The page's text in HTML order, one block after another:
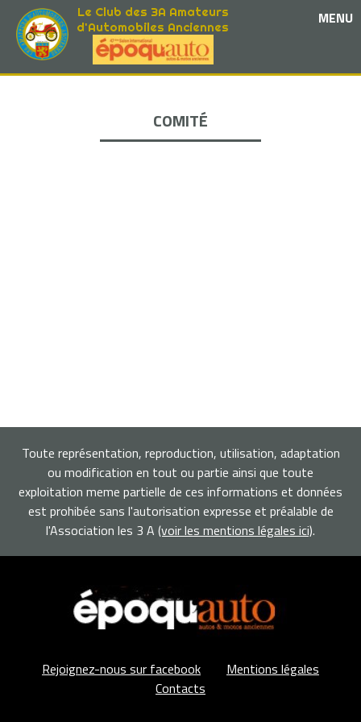
MENU
Le Club des 3A Amateurs
d'Automobiles Anciennes
COMITÉ
Toute représentation, reproduction, utilisation, adaptation
ou modification en tout ou partie ainsi que toute
exploitation meme partielle de ces informations et données
est prohibée sans l'autorisation expresse et préalable de
l'Association les 3 A (voir les mentions légales ici).
Rejoignez-nous sur facebook
Mentions légales
Contacts